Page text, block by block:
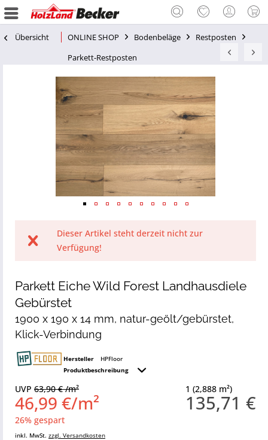
Übersicht ONLINE SHOP Bodenbeläge
Restposten
Parkett-Restposten
Dieser Artikel steht derzeit nicht zur
Verfügung!
Parkett Eiche Wild Forest Landhausdiele
Gebürstet
1900 x 190 x 14 mm, natur-geölt/gebürstet,
Klick-Verbindung
Hersteller
HPFloor
Produktbeschreibung
1 (2,888 m²)
135,71 €
UVP 63,90 € /m²
46,99 €/m²
26% gespart
inkl. MwSt. zzgl. Versandkosten